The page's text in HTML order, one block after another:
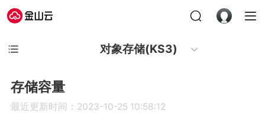
对象存储(KS3)
存储容量
最近更新时间：2023-10-25 10:58:12